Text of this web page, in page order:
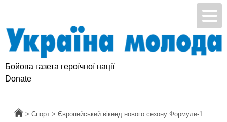
Бойова газета героїчної нації
Donate
Головна
> Спорт > Європейський вікенд нового сезону Формули-1: